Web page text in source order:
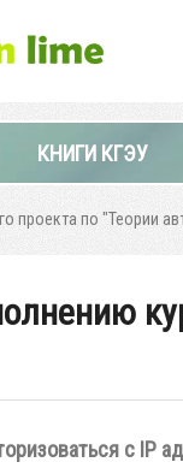
КНИГИ КГЭУ
по "Теории
с IP